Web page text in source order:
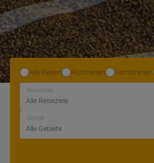
Alle Reisen Rundreisen Kombireisen
Reiseziele
Gebiet